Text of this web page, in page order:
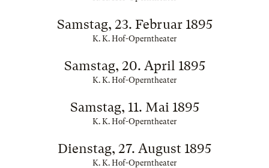
Samstag, 23. Februar 1895
K. K. Hof-Operntheater
Samstag, 20. April 1895
K. K. Hof-Operntheater
Samstag, 11. Mai 1895
K. K. Hof-Operntheater
Dienstag, 27. August 1895
K. K. Hof-Operntheater